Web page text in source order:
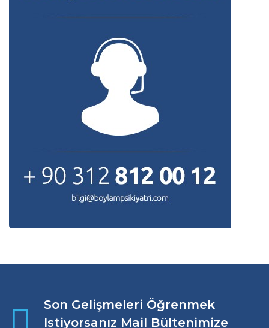
Son Gelişmeleri Öğrenmek
Istiyorsanız Mail Bültenimize